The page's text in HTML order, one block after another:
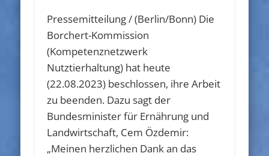
Pressemitteilung / (Berlin/Bonn) Die
Borchert-Kommission
(Kompetenznetzwerk
Nutztierhaltung) hat heute
(22.08.2023) beschlossen, ihre Arbeit
zu beenden. Dazu sagt der
Bundesminister für Ernährung und
Landwirtschaft, Cem Özdemir:
„Meinen herzlichen Dank an das